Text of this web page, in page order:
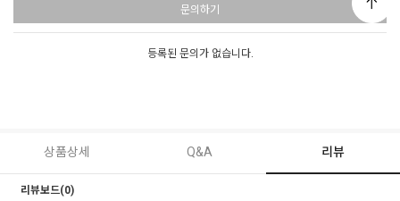
문의하기
등록된 문의가 없습니다.
상품상세 Q&A 리뷰
리뷰보드(0)